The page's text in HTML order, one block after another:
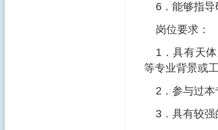
6．能够指
岗位要求：
1．具有天
等专业背景或
2．参与过
3．具有较